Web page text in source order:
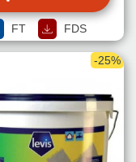
FT FDS
-25%